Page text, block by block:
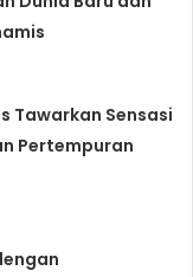
Tawarkan Sensasi
Pertempuran